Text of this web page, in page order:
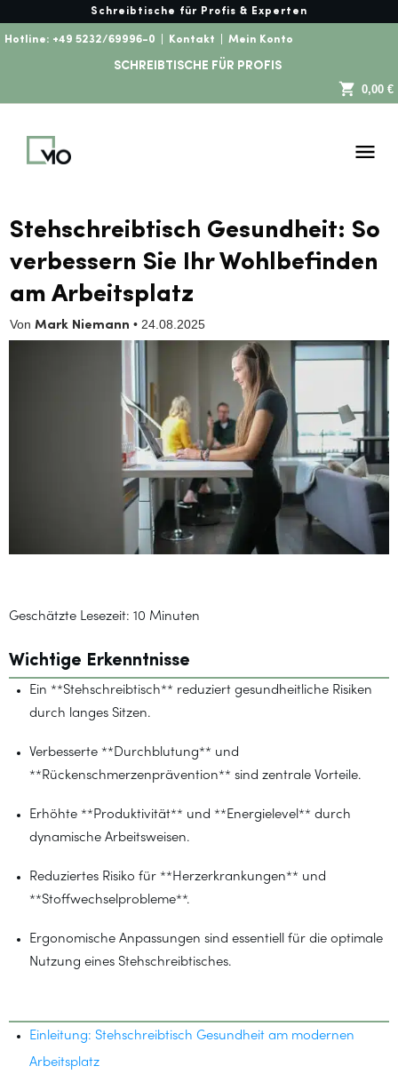
Schreibtische für Profis & Experten
Hotline: +49 5232/69996-0 Kontakt Mein Konto
SCHREIBTISCHE FÜR PROFIS
0,00 €
Stehschreibtisch Gesundheit: So
verbessern Sie Ihr Wohlbefinden
am Arbeitsplatz
Von Mark Niemann • 24.08.2025
Geschätzte Lesezeit: 10 Minuten
Wichtige Erkenntnisse
Ein **Stehschreibtisch** reduziert gesundheitliche Risiken
durch langes Sitzen.
Verbesserte **Durchblutung** und
**Rückenschmerzenprävention** sind zentrale Vorteile.
Erhöhte **Produktivität** und **Energielevel** durch
dynamische Arbeitsweisen.
Reduziertes Risiko für **Herzerkrankungen** und
**Stoffwechselprobleme**.
Ergonomische Anpassungen sind essentiell für die optimale
Nutzung eines Stehschreibtisches.
Einleitung: Stehschreibtisch Gesundheit am modernen
Arbeitsplatz